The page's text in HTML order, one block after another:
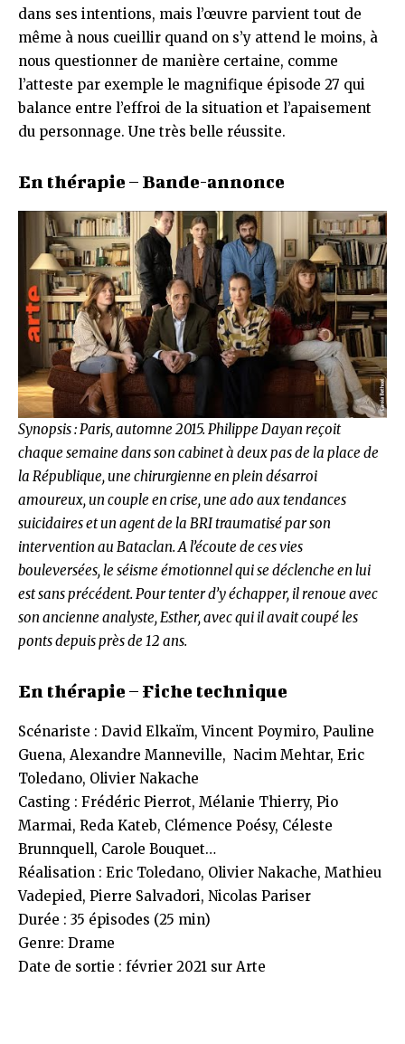
dans ses intentions, mais l’œuvre parvient tout de
même à nous cueillir quand on s’y attend le moins, à
nous questionner de manière certaine, comme
l’atteste par exemple le magnifique épisode 27 qui
balance entre l’effroi de la situation et l’apaisement
du personnage. Une très belle réussite.
En thérapie – Bande-annonce
Synopsis : Paris, automne 2015. Philippe Dayan reçoit
chaque semaine dans son cabinet à deux pas de la place de
la République, une chirurgienne en plein désarroi
amoureux, un couple en crise, une ado aux tendances
suicidaires et un agent de la BRI traumatisé par son
intervention au Bataclan. A l’écoute de ces vies
bouleversées, le séisme émotionnel qui se déclenche en lui
est sans précédent. Pour tenter d’y échapper, il renoue avec
son ancienne analyste, Esther, avec qui il avait coupé les
ponts depuis près de 12 ans.
En thérapie – Fiche technique
Scénariste : David Elkaïm, Vincent Poymiro, Pauline
Guena, Alexandre Manneville, Nacim Mehtar, Eric
Toledano, Olivier Nakache
Casting : Frédéric Pierrot, Mélanie Thierry, Pio
Marmai, Reda Kateb, Clémence Poésy, Céleste
Brunnquell, Carole Bouquet…
Réalisation : Eric Toledano, Olivier Nakache, Mathieu
Vadepied, Pierre Salvadori, Nicolas Pariser
Durée : 35 épisodes (25 min)
Genre: Drame
Date de sortie : février 2021 sur Arte